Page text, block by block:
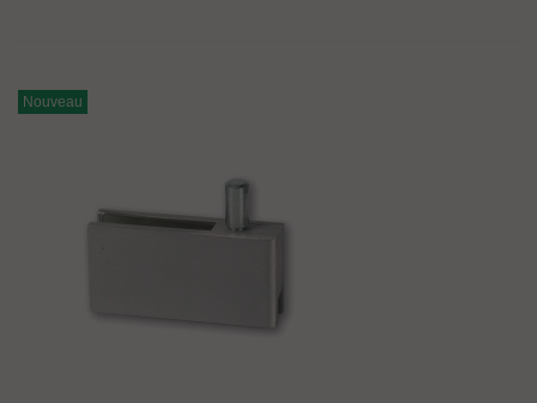
Nouveau